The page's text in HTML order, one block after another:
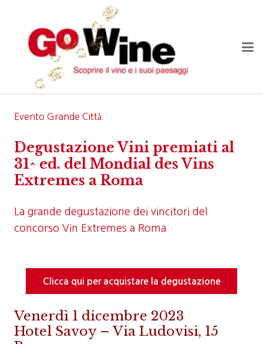
Evento Grande Città
Degustazione Vini premiati al
31^ ed. del Mondial des Vins
Extremes a Roma
La grande degustazione dei vincitori del
concorso Vin Extremes a Roma
Clicca qui per acquistare la degustazione
Venerdì 1 dicembre 2023
Hotel Savoy – Via Ludovisi, 15